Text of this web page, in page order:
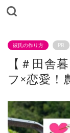
彼氏の作り方 PR
【＃田舎
フ×恋愛！